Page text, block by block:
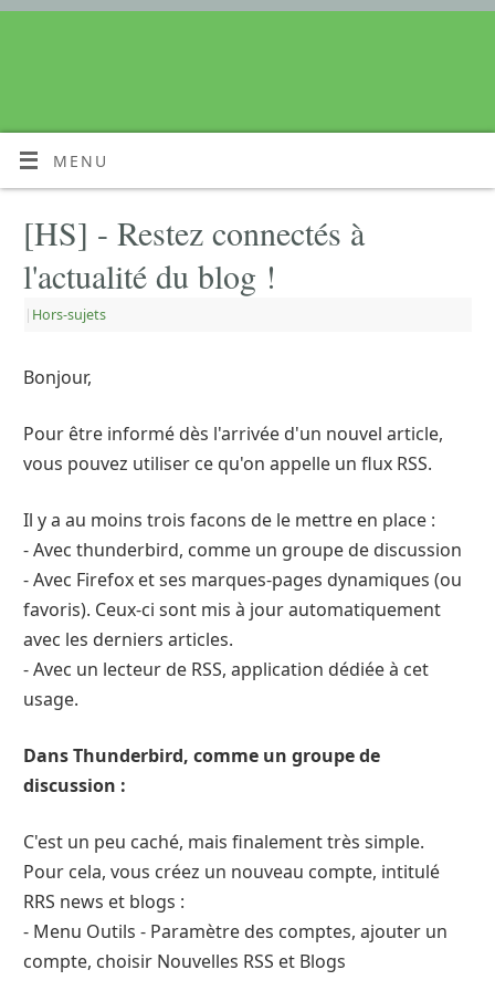
MENU
[HS] - Restez connectés à
l'actualité du blog !
| Hors-sujets
Bonjour,
Pour être informé dès l'arrivée d'un nouvel article,
vous pouvez utiliser ce qu'on appelle un flux RSS.
Il y a au moins trois facons de le mettre en place :
- Avec thunderbird, comme un groupe de discussion
- Avec Firefox et ses marques-pages dynamiques (ou
favoris). Ceux-ci sont mis à jour automatiquement
avec les derniers articles.
- Avec un lecteur de RSS, application dédiée à cet
usage.
Dans Thunderbird, comme un groupe de
discussion :
C'est un peu caché, mais finalement très simple.
Pour cela, vous créez un nouveau compte, intitulé
RRS news et blogs :
- Menu Outils - Paramètre des comptes, ajouter un
compte, choisir Nouvelles RSS et Blogs